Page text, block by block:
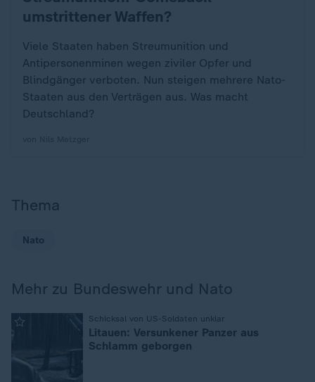
umstrittener Waffen?
Viele Staaten haben Streumunition und
Antipersonenminen wegen ziviler Opfer und
Blindgänger verboten. Nun steigen mehrere Nato-
Staaten aus den Verträgen aus. Was macht
Deutschland?
Thema
Nato
Mehr zu Bundeswehr und Nato
Schicksal von US-Soldaten unklar
Litauen: Versunkener Panzer aus
Schlamm geborgen